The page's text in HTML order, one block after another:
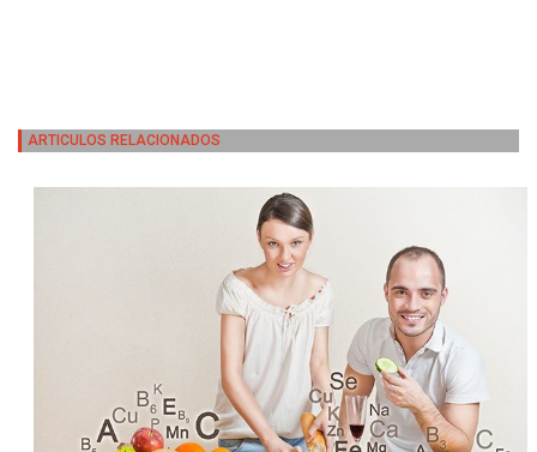
ARTICULOS RELACIONADOS